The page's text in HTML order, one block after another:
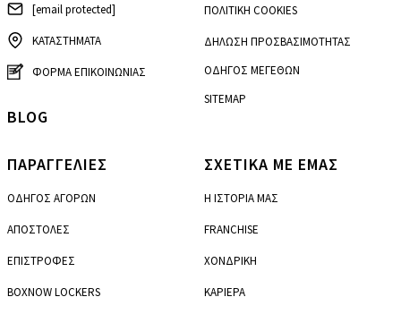
[email protected]
ΚΑΤΑΣΤΗΜΑΤΑ
ΦΟΡΜΑ ΕΠΙΚΟΙΝΩΝΙΑΣ
ΠΑΡΑΓΓΕΛΙΕΣ
ΟΔΗΓΟΣ ΑΓΟΡΩΝ
ΑΠΟΣΤΟΛΕΣ
ΕΠΙΣΤΡΟΦΕΣ
BOXNOW LOCKERS
ΠΟΛΙΤΙΚΗ COOKIES
ΔΗΛΩΣΗ ΠΡΟΣΒΑΣΙΜΟΤΗΤΑΣ
ΟΔΗΓΟΣ ΜΕΓΕΘΩΝ
SITEMAP
ΣΧΕΤΙΚΑ ΜΕ ΕΜΑΣ
Η ΙΣΤΟΡΙΑ ΜΑΣ
FRANCHISE
ΧΟΝΔΡΙΚΗ
ΚΑΡΙΕΡΑ
BLOG